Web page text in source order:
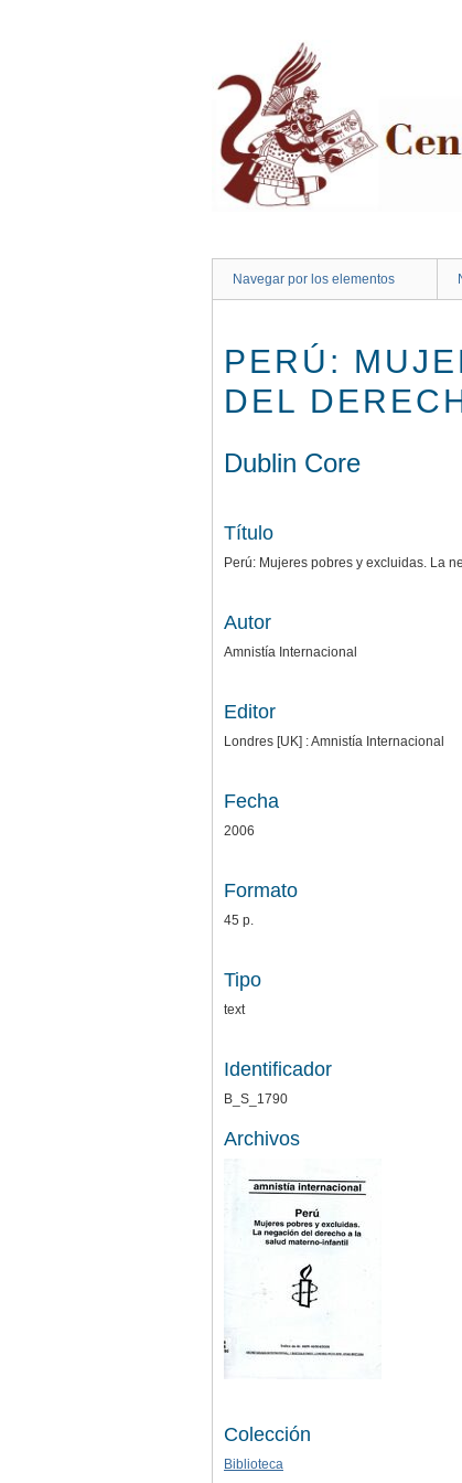
Navegar por los elementos
PERÚ:
DEL
Dublin Core
Título
Perú: Mujeres pobres y excluidas. La
Autor
Amnistía Internacional
Editor
Londres [UK] : Amnistía Internacional
Fecha
2006
Formato
45 p.
Tipo
text
Identificador
B_S_1790
Archivos
Colección
Biblioteca